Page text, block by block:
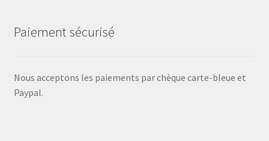
Paiement sécurisé
Nous acceptons les paiements par chèque carte-bleue et
Paypal.